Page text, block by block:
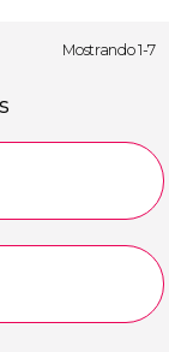
Mostrando 1-7